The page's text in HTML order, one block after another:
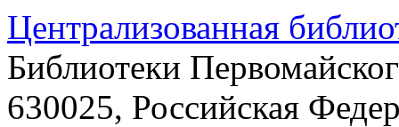
Централизованная
Библиотеки
630025, Российская